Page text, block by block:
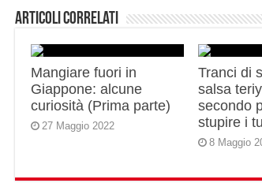
Articoli correlati
Mangiare fuori in
Giappone: alcune
curiosità (Prima parte)
27 Maggio 2022
Tranci di
salsa
secondo
stupire i
8 Maggio